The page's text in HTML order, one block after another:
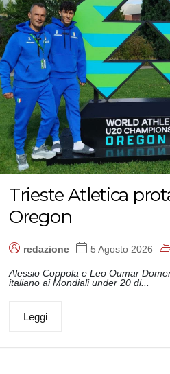
Trieste Atletica
Oregon
redazione 5 Agosto 2026
Alessio Coppola e Leo Oumar
italiano ai Mondiali under 20 di...
Leggi